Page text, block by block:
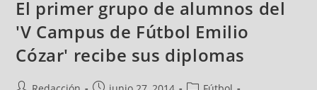
El primer grupo de alumnos del
'V Campus de Fútbol Emilio
Cózar' recibe sus diplomas